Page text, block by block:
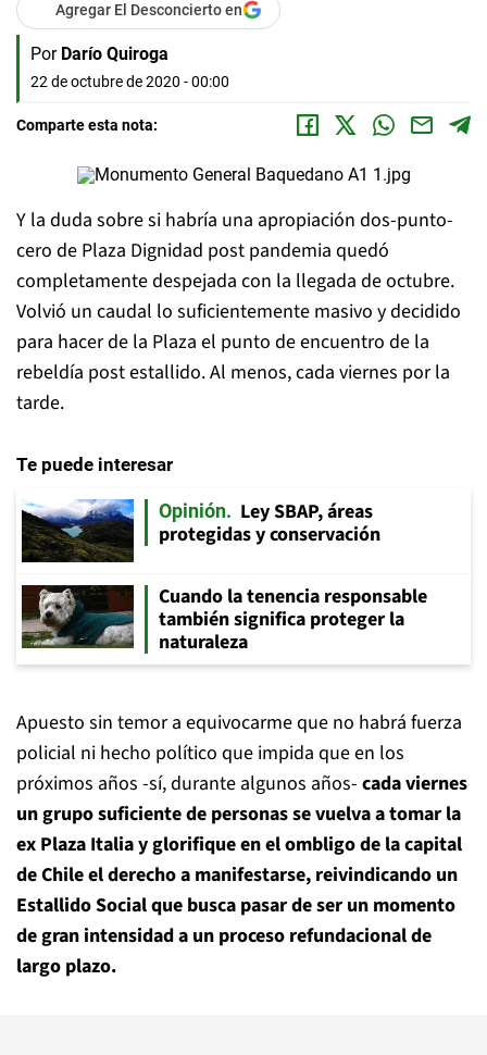
Agregar El Desconcierto en
Por Darío Quiroga
22 de octubre de 2020 - 00:00
Comparte esta nota:
Y la duda sobre si habría una apropiación dos-punto-
cero de Plaza Dignidad post pandemia quedó
completamente despejada con la llegada de octubre.
Volvió un caudal lo suficientemente masivo y decidido
para hacer de la Plaza el punto de encuentro de la
rebeldía post estallido. Al menos, cada viernes por la
tarde.
Te puede interesar
Opinión
Ley SBAP, áreas
protegidas y conservación
Cuando la tenencia responsable
también significa proteger la
naturaleza
Apuesto sin temor a equivocarme que no habrá fuerza
policial ni hecho político que impida que en los
próximos años -sí, durante algunos años- cada viernes
un grupo suficiente de personas se vuelva a tomar la
ex Plaza Italia y glorifique en el ombligo de la capital
de Chile el derecho a manifestarse, reivindicando un
Estallido Social que busca pasar de ser un momento
de gran intensidad a un proceso refundacional de
largo plazo.